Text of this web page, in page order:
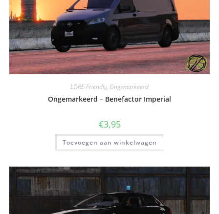
LORE-Friendly, Ongemarkeerd
Ongemarkeerd – Benefactor Imperial
€3,95
Toevoegen aan winkelwagen